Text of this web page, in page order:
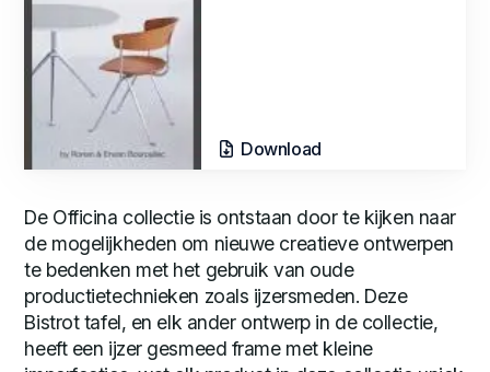
Download
De Officina collectie is ontstaan door te kijken naar
de mogelijkheden om nieuwe creatieve ontwerpen
te bedenken met het gebruik van oude
productietechnieken zoals ijzersmeden. Deze
Bistrot tafel, en elk ander ontwerp in de collectie,
heeft een ijzer gesmeed frame met kleine